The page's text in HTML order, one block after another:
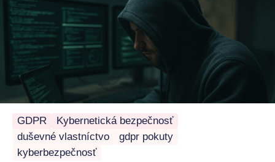
GDPR
Kybernetická bezpečnosť
duševné vlastníctvo
gdpr pokuty
kyberbezpečnosť